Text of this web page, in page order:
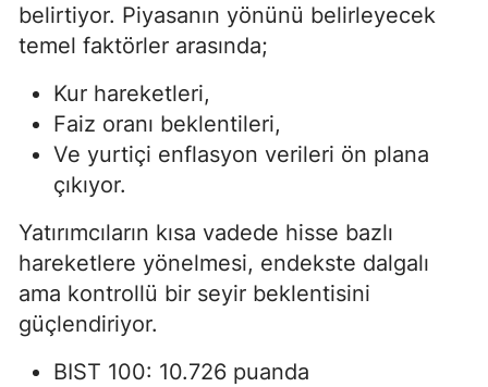
belirtiyor. Piyasanın yönünü belirleyecek
temel faktörler arasında;
Kur hareketleri,
Faiz oranı beklentileri,
Ve yurtiçi enflasyon verileri ön plana
çıkıyor.
Yatırımcıların kısa vadede hisse bazlı
hareketlere yönelmesi, endekste dalgalı
ama kontrollü bir seyir beklentisini
güçlendiriyor.
BIST 100: 10.726 puanda